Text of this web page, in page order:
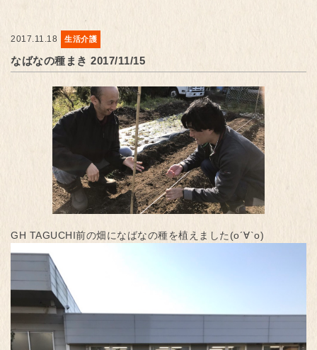
2017.11.18 生活介護
なばなの種まき 2017/11/15
GH TAGUCHI前の畑になばなの種を植えました(о´∀`о)